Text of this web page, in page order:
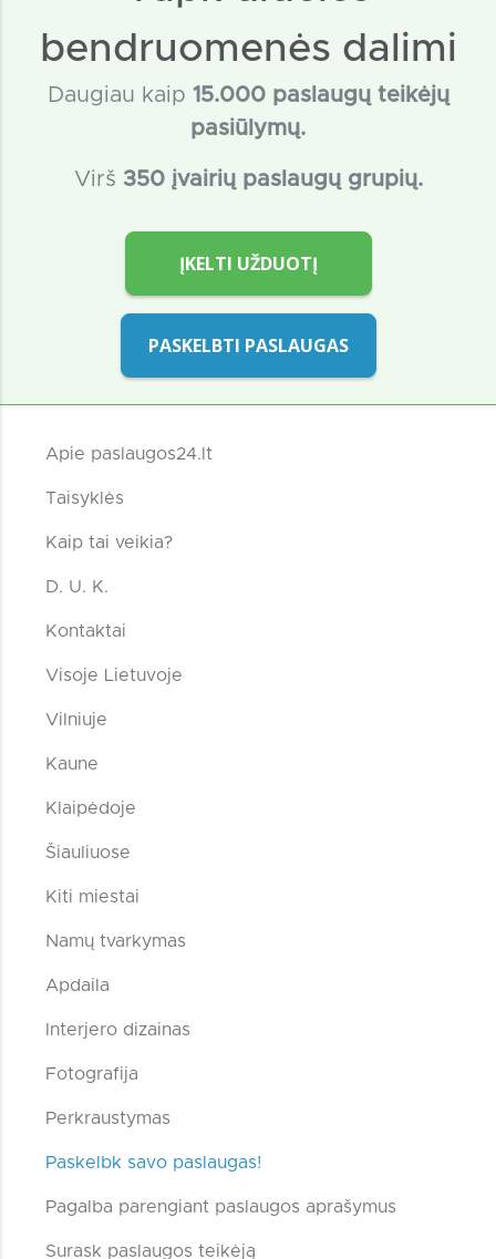
bendruomenės dalimi
Daugiau kaip 15.000 paslaugų teikėjų
pasiūlymų.
Virš 350 įvairių paslaugų grupių.
ĮKELTI UŽDUOTĮ
PASKELBTI PASLAUGAS
Apie paslaugos24.lt
Taisyklės
Kaip tai veikia?
D. U. K.
Kontaktai
Visoje Lietuvoje
Vilniuje
Kaune
Klaipėdoje
Šiauliuose
Kiti miestai
Namų tvarkymas
Apdaila
Interjero dizainas
Fotografija
Perkraustymas
Paskelbk savo paslaugas!
Pagalba parengiant paslaugos aprašymus
Surask paslaugos teikėją